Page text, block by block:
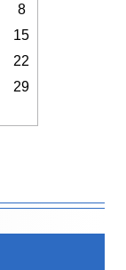
8
15
22
29